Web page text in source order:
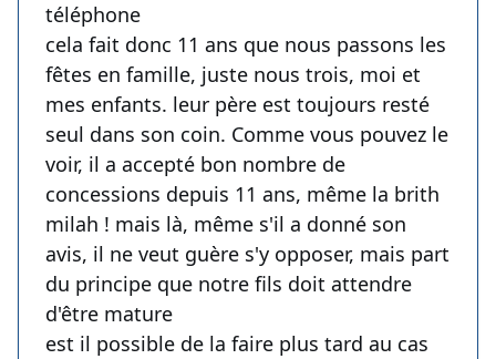
téléphone
cela fait donc 11 ans que nous passons les
fêtes en famille, juste nous trois, moi et
mes enfants. leur père est toujours resté
seul dans son coin. Comme vous pouvez le
voir, il a accepté bon nombre de
concessions depuis 11 ans, même la brith
milah ! mais là, même s'il a donné son
avis, il ne veut guère s'y opposer, mais part
du principe que notre fils doit attendre
d'être mature
est il possible de la faire plus tard au cas